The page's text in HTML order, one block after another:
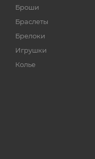
Броши
Браслеты
Брелоки
Игрушки
Колье